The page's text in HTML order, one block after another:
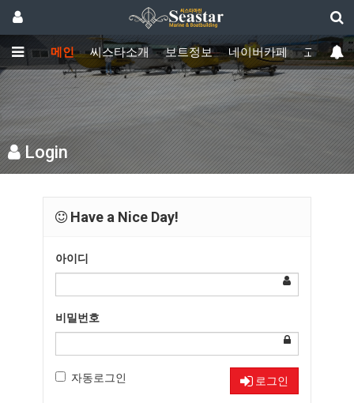
메인 씨스타소개 보트정보 네이버카페 고객센터
Login
Have a Nice Day!
아이디
비밀번호
자동로그인 로그인